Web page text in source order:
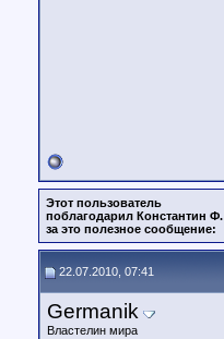
Этот пользователь
поблагодарил Константин Ф.
за это полезное сообщение:
22.07.2010, 07:41
Germanik
Властелин мира